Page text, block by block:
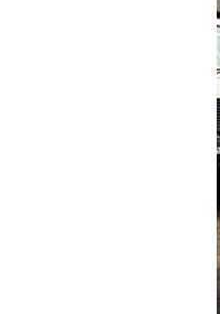
Предыдущий